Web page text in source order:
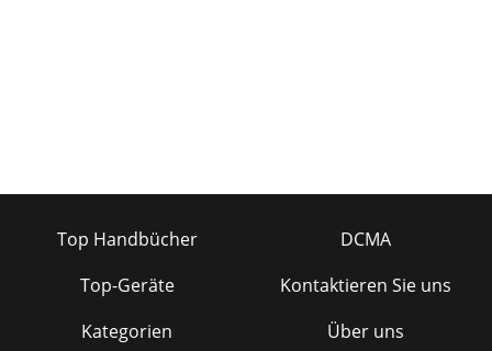
Top Handbücher
Top-Geräte
Kategorien
DCMA
Kontaktieren Sie uns
Über uns